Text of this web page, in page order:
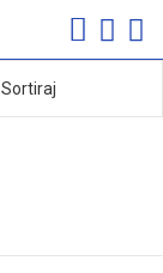
Sortiraj